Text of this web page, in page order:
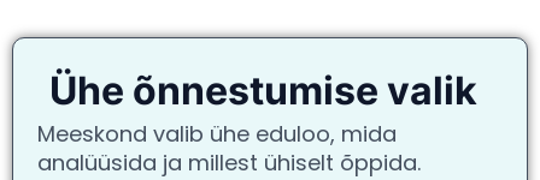
Ühe õnnestumise valik
Meeskond valib ühe eduloo, mida
analüüsida ja millest ühiselt õppida.